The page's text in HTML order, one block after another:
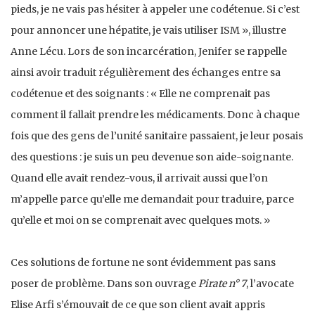
pieds, je ne vais pas hésiter à appeler une codétenue. Si c’est
pour annoncer une hépatite, je vais utiliser ISM », illustre
Anne Lécu. Lors de son incarcération, Jenifer se rappelle
ainsi avoir traduit régulièrement des échanges entre sa
codétenue et des soignants : « Elle ne comprenait pas
comment il fallait prendre les médicaments. Donc à chaque
fois que des gens de l’unité sanitaire passaient, je leur posais
des questions : je suis un peu devenue son aide-soignante.
Quand elle avait rendez-vous, il arrivait aussi que l’on
m’appelle parce qu’elle me demandait pour traduire, parce
qu’elle et moi on se comprenait avec quelques mots. »
Ces solutions de fortune ne sont évidemment pas sans
poser de problème. Dans son ouvrage Pirate n° 7, l’avocate
Elise Arfi s’émouvait de ce que son client avait appris